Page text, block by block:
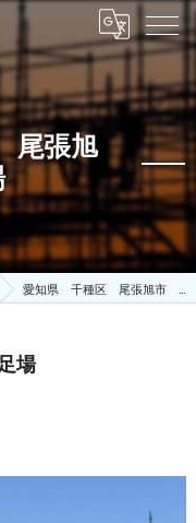
張旭
愛知県 千種区 尾張旭市 足場
場